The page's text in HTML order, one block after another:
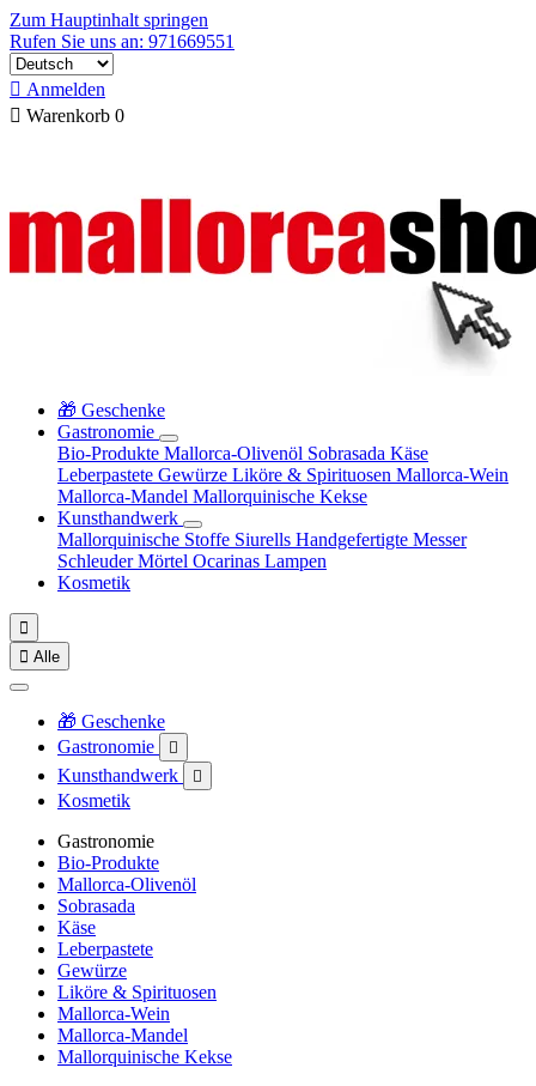
Zum Hauptinhalt springen
Rufen Sie uns an: 971669551
 Anmelden
 Warenkorb 0
🎁 Geschenke
Gastronomie
Bio-Produkte Mallorca-Olivenöl Sobrasada Käse
Leberpastete Gewürze Liköre & Spirituosen Mallorca-Wein
Mallorca-Mandel Mallorquinische Kekse
Kunsthandwerk
Mallorquinische Stoffe Siurells Handgefertigte Messer
SchleuderMörtel Ocarinas Lampen
Kosmetik

 Alle
🎁 Geschenke
Gastronomie

Kunsthandwerk 
Kosmetik
Gastronomie
Bio-Produkte
Mallorca-Olivenöl
Sobrasada
Käse
Leberpastete
Gewürze
Liköre & Spirituosen
Mallorca-Wein
Mallorca-Mandel
Mallorquinische Kekse